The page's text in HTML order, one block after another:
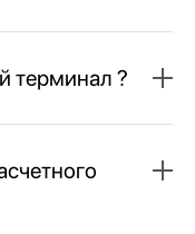
терминал ?